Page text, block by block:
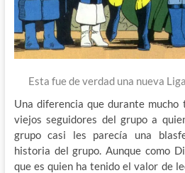
Esta fue de verdad una nueva
Una diferencia que durante mucho
viejos seguidores del grupo a
grupo casi les parecía una
historia del grupo. Aunque como
que es quien ha tenido el valor de